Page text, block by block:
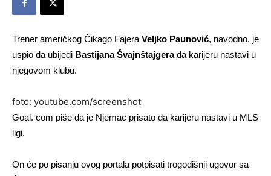
Trener američkog Čikago Fajera Veljko Paunović, navodno, je
uspio da ubijedi Bastijana Švajnštajgerada karijeru nastavi u
njegovom klubu.
foto: youtube.com/screenshot
Goal. com piše da je Njemac prisato da karijeru nastavi u MLS
ligi.
On će po pisanju ovog portala potpisati trogodišnji ugovor sa